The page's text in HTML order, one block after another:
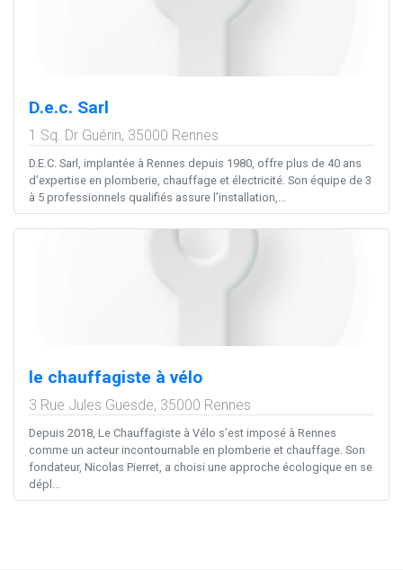
D.e.c. Sarl
1 Sq. Dr Guérin, 35000 Rennes
D.E.C. Sarl, implantée à Rennes depuis 1980, offre plus de 40 ans
d’expertise en plomberie, chauffage et électricité. Son équipe de 3
à 5 professionnels qualifiés assure l’installation,...
le chauffagiste à vélo
3 Rue Jules Guesde, 35000 Rennes
Depuis 2018, Le Chauffagiste à Vélo s’est imposé à Rennes
comme un acteur incontournable en plomberie et chauffage. Son
fondateur, Nicolas Pierret, a choisi une approche écologique en se
dépl...